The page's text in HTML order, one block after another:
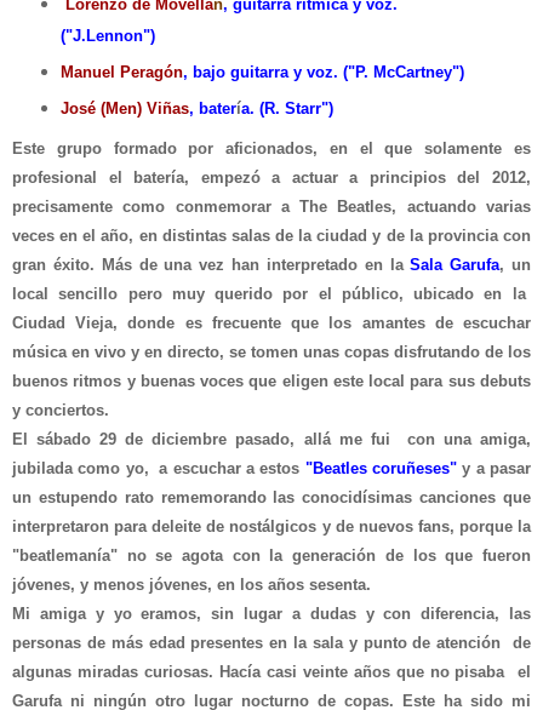
Lorenzo de Movellán, guitarra rítmica y voz.
("J.Lennon")
Manuel Peragón, bajo guitarra y voz. ("P. McCartney")
José (Men) Viñas, batería. (R. Starr")
Este grupoformado por aficionados, en el que solamente es
profesional el batería, empezó a actuar a principios del 2012,
precisamente como conmemorar a The Beatles, actuando varias
veces en el año, en distintas salas de la ciudad y de la provincia con
gran éxito. Másde una vez han interpretado en laSala Garufa, un
local sencil lo pero muy querido por el pú blico, ubicado en la
CiudadVieja, donde es frecuente que los amantes deescuchar
música en vivo y en directo, se tomen unas copas disfrutando de los
buenos ritmos y buenas vocesque el igen este local para sus debuts
y conciertos.
El sábado 29 de diciembre pasado, alláme fui con una amiga,
jubilada como yo,
a escuchar a estos "Beatles coruñeses" y a pasar
un estupendo rato rememorando las conocid ísimas canciones que
interpretaron para deleite de nostálgicos y de nuevos fans, porque la
"beatlemanía" no se agota con la generación de los que fueron
jóvenes, y menos jóvenes, en los años sesenta.
Mi amiga y yo eramos, sin lugar a dudasy con diferencia, las
personas de más edad presentes en la sala y punto de atención
de
algunas miradas curiosas. Hacía casi veinte años que no pisaba
el
Garufa ni ningún otro lugar nocturno de copas. Este ha sido mi